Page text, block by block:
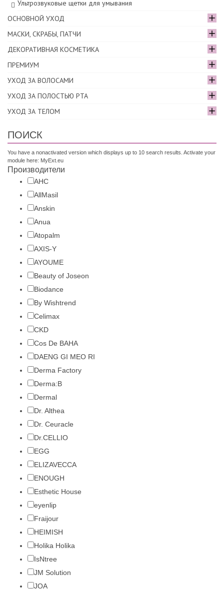
Ультрозвуковые щетки для умывания
ОСНОВНОЙ УХОД
МАСКИ, СКРАБЫ, ПАТЧИ
ДЕКОРАТИВНАЯ КОСМЕТИКА
ПРЕМИУМ
УХОД ЗА ВОЛОСАМИ
УХОД ЗА ПОЛОСТЬЮ РТА
УХОД ЗА ТЕЛОМ
ПОИСК
You have a nonactivated version which displays up to 10 search results. Activate your
module here: MyExt.eu
Производители
AHC
AllMasil
Anskin
Anua
Atopalm
AXIS-Y
AYOUME
Beauty of Joseon
Biodance
By Wishtrend
Celimax
CKD
Cos De BAHA
DAENG GI MEO RI
Derma Factory
Derma:B
Dermal
Dr. Althea
Dr. Ceuracle
Dr.CELLIO
EGG
ELIZAVECCA
ENOUGH
Esthetic House
eyenlip
Fraijour
HEIMISH
Holika Holika
IsNtree
JM Solution
JOA